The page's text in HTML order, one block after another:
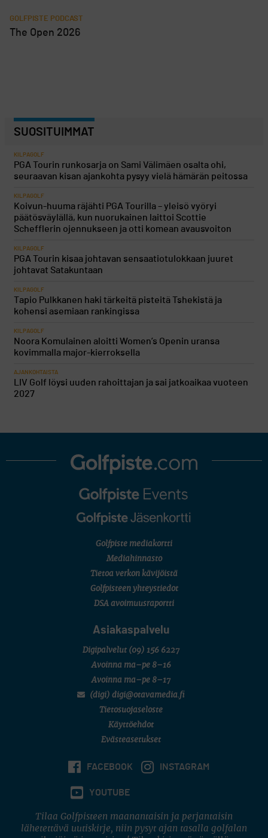
GOLFPISTE PODCAST
The Open 2026
SUOSITUIMMAT
KILPAGOLF
PGA Tourin runkosarja on Sami Välimäen osalta ohi,
seuraavan kisan ajankohta pysyy vielä hämärän peitossa
KILPAGOLF
Koivun-huuma räjähti PGA Tourilla – yleisö vyöryi
päätösväylällä, kun nuorukainen laittoi Scottie
Schefflerin ojennukseen ja otti komean avausvoiton
KILPAGOLF
PGA Tourin kisaa johtavan sensaatiotulokkaan juuret
johtavat Satakuntaan
KILPAGOLF
Tapio Pulkkanen haki tärkeitä pisteitä Tshekistä ja
kohensi asemiaan rankingissa
KILPAGOLF
Noora Komulainen aloitti Women’s Openin uransa
kovimmalla major-kierroksella
AJANKOHTAISTA
LIV Golf löysi uuden rahoittajan ja sai jatkoaikaa vuoteen
2027
Golfpiste mediakortti
Mediahinnasto
Tietoa verkon kävijöistä
Golfpisteen yhteystiedot
DSA avoimuusraportti
Asiakaspalvelu
Digipalvelut (09) 156 6227
Avoinna ma–pe 8–16
Avoinna ma–pe 8–17
(digi) digi@otavamedia.fi
Tietosuojaseloste
Käyttöehdot
Evästeasetukset
FACEBOOK INSTAGRAM
YOUTUBE
Tilaa Golfpisteen maanantaisin ja perjantaisin
lähetettävä uutiskirje, niin pysyt ajan tasalla golfalan